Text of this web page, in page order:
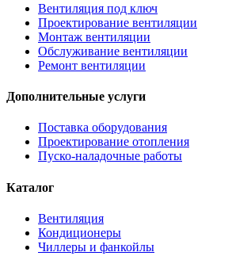
Вентиляция под ключ
Проектирование вентиляции
Монтаж вентиляции
Обслуживание вентиляции
Ремонт вентиляции
Дополнительные услуги
Поставка оборудования
Проектирование отопления
Пуско-наладочные работы
Каталог
Вентиляция
Кондиционеры
Чиллеры и фанкойлы